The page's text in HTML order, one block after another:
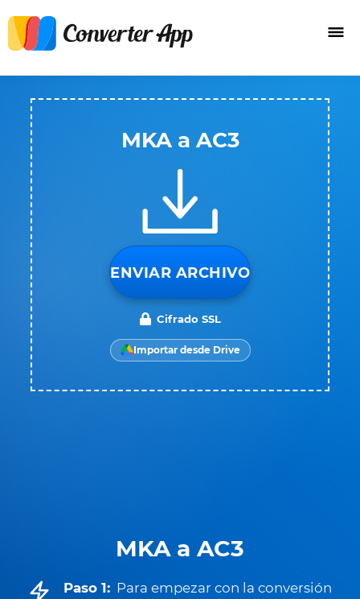
MKA a AC3
Paso 1: Para empezar con la conversión
MKA a AC3
ENVIAR ARCHIVO
Cifrado SSL
Importar desde Drive